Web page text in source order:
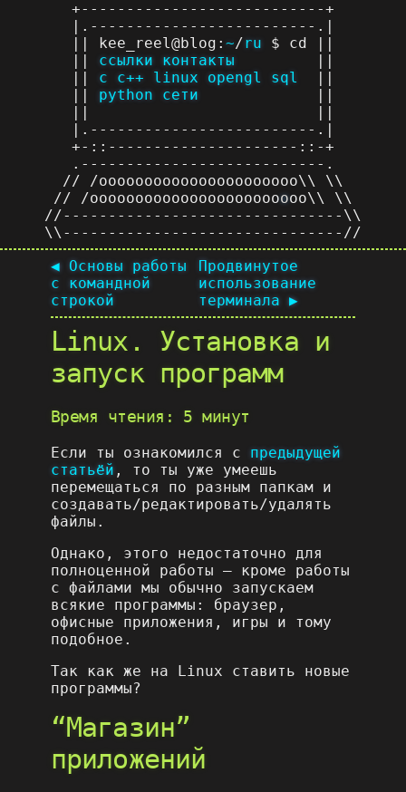
+---------------------------+
|.-------------------------.|
|| kee_reel@blog: ~/ru $ cd ||
|| ссылки контакты ||
|| c c++ linux opengl sql
||
|| python сети ||
|| ||
|.-------------------------.|
+-::---------------------::-+
.---------------------------.
// /oooooooooooooooooooooo\\ \\
// /oooooooooooooooooooooooo\\ \\
//-------------------------------\\
\\-------------------------------//
◀ Основы работы
с командной
строкой
Продвинутое
использование
терминала ▶
Linux. Установка и
запуск программ
Время чтения: 5 минут
Если ты ознакомился с предыдущей
статьёй , то ты уже умеешь
перемещаться по разным папкам и
создавать/редактировать/удалять
файлы.
Однако, этого недостаточно для
полноценной работы – кроме работы
с файлами мы обычно запускаем
всякие программы: браузер,
офисные приложения, игры и тому
подобное.
Так как же на Linux ставить новые
программы?
“Магазин”
приложений